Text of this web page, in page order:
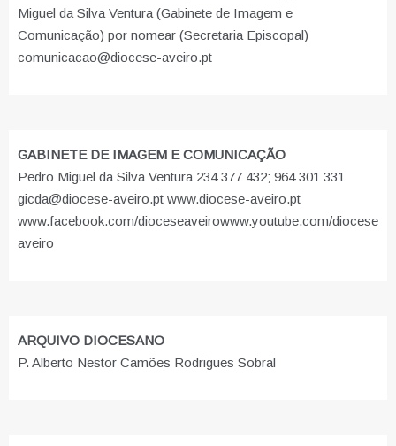
Miguel da Silva Ventura (Gabinete de Imagem e
Comunicação) por nomear (Secretaria Episcopal)
comunicacao@diocese-aveiro.pt
GABINETE DE IMAGEM E COMUNICAÇÃO
Pedro Miguel da Silva Ventura 234 377 432; 964 301 331
gicda@diocese-aveiro.pt www.diocese-aveiro.pt
www.facebook.com/dioceseaveirowww.youtube.com/diocese
aveiro
ARQUIVO DIOCESANO
P. Alberto Nestor Camões Rodrigues Sobral